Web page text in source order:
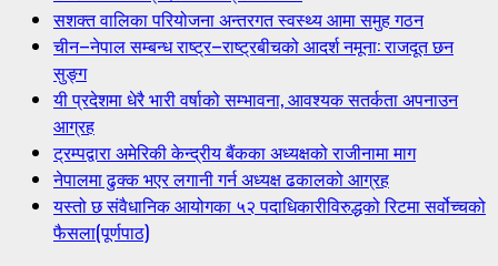
सशक्त वालिका परियोजना अन्तरगत स्वस्थ्य आमा समुह गठन
चीन–नेपाल सम्बन्ध राष्ट्र–राष्ट्रबीचको आदर्श नमूना: राजदूत छन
सुङ्ग
यी प्रदेशमा धेरै भारी वर्षाको सम्भावना, आवश्यक सतर्कता अपनाउन
आग्रह
ट्रम्पद्वारा अमेरिकी केन्द्रीय बैंकका अध्यक्षको राजीनामा माग
नेपालमा ढुक्क भएर लगानी गर्न अध्यक्ष ढकालको आग्रह
यस्तो छ संवैधानिक आयोगका ५२ पदाधिकारीविरुद्धको रिटमा सर्वोच्चको
फैसला(पूर्णपाठ)